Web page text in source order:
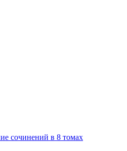
сочинений в 8 томах